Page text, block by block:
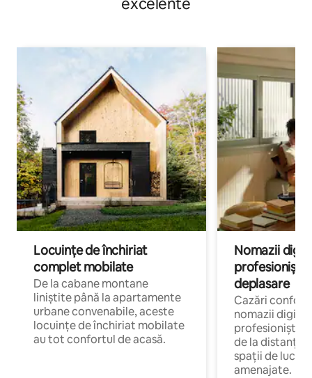
Locuințe de închiriat
complet mobilate
De la cabane montane
liniștite până la apartamente
urbane convenabile, aceste
locuințe de închiriat mobilate
au tot confortul de acasă.
Nomazii
profesioniștii
deplasare
Cazări
nomazii
profesioniștii
de la distanță,
spații de lucru
amenajate.